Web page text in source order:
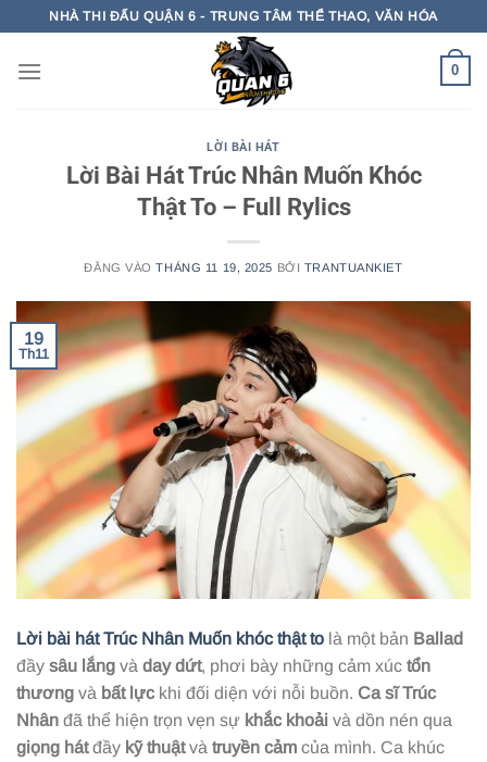
nội
NHÀ THI ĐẤU QUẬN 6 - TRUNG TÂM THỂ THAO, VĂN HÓA
0
LỜI BÀI HÁT
Lời Bài Hát Trúc Nhân Muốn Khóc
Thật To – Full Rylics
ĐĂNG VÀOTHÁNG 11 19, 2025 BỞI TRANTUANKIET
19
Th11
Lời bài hát Trúc Nhân Muốn khóc thật to là một bản Ballad
đầy sâu lắng và day dứt, phơi bày những cảm xúc tổn
thương và bất lực khi đối diện với nỗi buồn. Ca sĩ Trúc
Nhân đã thể hiện trọn vẹn sự khắc khoải và dồn nén qua
giọng hátđầy kỹ thuậtvà truyền cảm của mình. Ca khúc